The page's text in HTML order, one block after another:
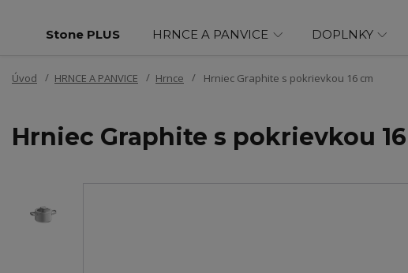
Stone PLUS HRNCE A PANVICE DOPLNKY
Úvod HRNCE A PANVICE Hrnce Hrniec Graphite s pokrievkou 16 cm
Hrniec Graphite s pokrievkou